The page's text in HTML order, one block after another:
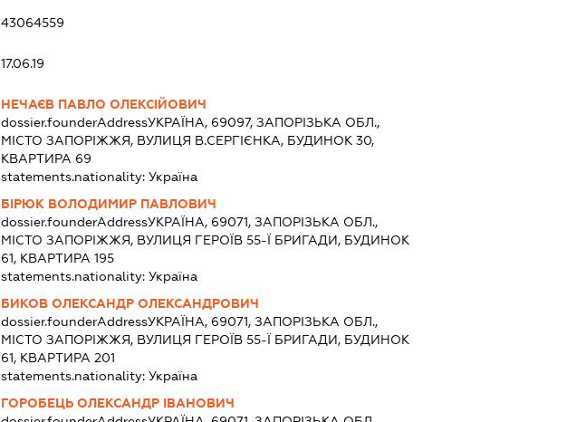
43064559
17.06.19
НЕЧАЄВ ПАВЛО ОЛЕКСІЙОВИЧ
dossier.founderAddressУКРАЇНА, 69097, ЗАПОРІЗЬКА ОБЛ.,
МІСТО ЗАПОРІЖЖЯ, ВУЛИЦЯ В.СЕРГІЄНКА, БУДИНОК 30,
КВАРТИРА 69
statements.nationality:Україна
БІРЮК ВОЛОДИМИР ПАВЛОВИЧ
dossier.founderAddressУКРАЇНА, 69071, ЗАПОРІЗЬКА ОБЛ.,
МІСТО ЗАПОРІЖЖЯ, ВУЛИЦЯ ГЕРОЇВ 55-Ї БРИГАДИ, БУДИНОК
61, КВАРТИРА 195
statements.nationality:Україна
БИКОВ ОЛЕКСАНДР ОЛЕКСАНДРОВИЧ
dossier.founderAddressУКРАЇНА, 69071, ЗАПОРІЗЬКА ОБЛ.,
МІСТО ЗАПОРІЖЖЯ, ВУЛИЦЯ ГЕРОЇВ 55-Ї БРИГАДИ, БУДИНОК
61, КВАРТИРА 201
statements.nationality:Україна
ГОРОБЕЦЬ ОЛЕКСАНДР ІВАНОВИЧ